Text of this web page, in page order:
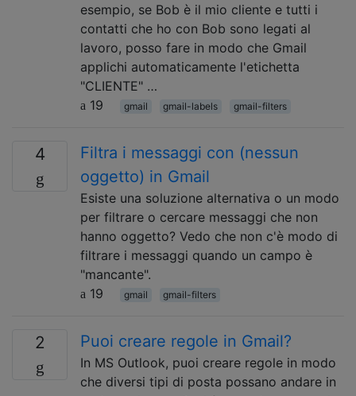
esempio, se Bob è il mio cliente e tutti i
contatti che ho con Bob sono legati al
lavoro, posso fare in modo che Gmail
applichi automaticamente l'etichetta
"CLIENTE" …
19
gmail gmail-labels gmail-filters
4
Filtra i messaggi con (nessun
oggetto) in Gmail
Esiste una soluzione alternativa o un modo
per filtrare o cercare messaggi che non
hanno oggetto? Vedo che non c'è modo di
filtrare i messaggi quando un campo è
"mancante".
19
gmail gmail-filters
2 Puoi creare regole in Gmail?
In MS Outlook, puoi creare regole in modo
che diversi tipi di posta possano andare in